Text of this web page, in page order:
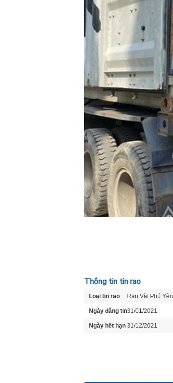
Thông tin tin rao
Loại tin rao Rao Vặt Phú Yên
Ngày đăng tin31/01/2021
Ngày hết hạn 31/12/2021